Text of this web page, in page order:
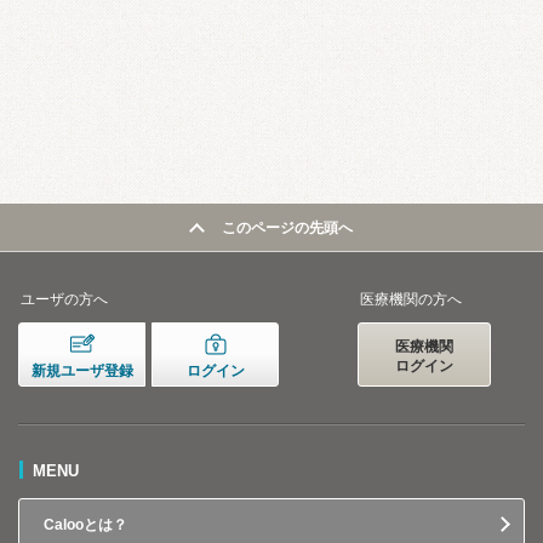
このページの先頭へ
ユーザの方へ
新規ユーザ登録 ログイン
医療機関の方へ
医療機関
ログイン
MENU
Calooとは？